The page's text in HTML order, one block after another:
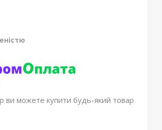
ви можете купити будь-який товар